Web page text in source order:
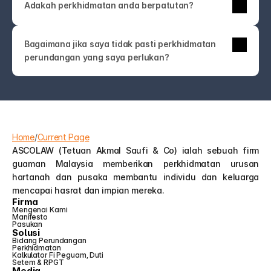
anda lebih suka bertemu secara peribadi.
Adakah perkhidmatan anda berpatutan?
perkhidmatan sekali sahaja pun direka untuk jelas
anda bayar.
Bagaimana jika saya tidak pasti perkhidmatan
perundangan yang saya perlukan?
undang-undang! Hubungi kami sahaja. Pasukan
ASCOLAW akan membimbing anda ke
Home/Current Page
ASCOLAW (Tetuan Akmal Saufi & Co) ialah sebuah firm
guaman Malaysia memberikan perkhidmatan urusan
hartanah dan pusaka membantu individu dan keluarga
mencapai hasrat dan impian mereka.
Firma
Mengenai Kami
Manifesto
Pasukan
Solusi
Bidang Perundangan
Perkhidmatan
Kalkulator Fi Peguam, Duti
Setem & RPGT